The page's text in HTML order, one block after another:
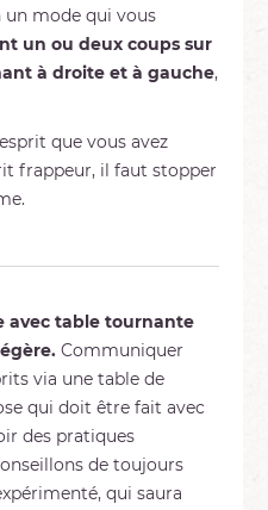
mode qui vous
un ou deux coups sur
à droite et à gauche,
que vous avez
frappeur, il faut stopper
avec table tournante
Communiquer
via une table de
qui doit être fait avec
des pratiques
de toujours
qui saura